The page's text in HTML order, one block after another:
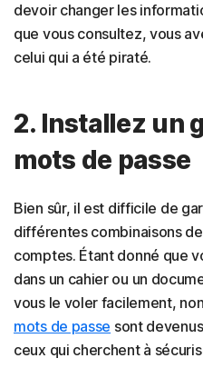
devoir changer les
que vous consultez, vous
celui qui a été piraté.
2. Installez un
mots de passe
Bien sûr, il est difficile de
différentes combinaisons
comptes. Étant donné que
dans un cahier ou un
vous le voler facilement,
mots de passe sont
ceux qui cherchent à